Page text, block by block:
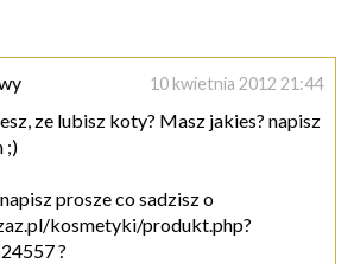
10 kwietnia 2012 21:44
ze lubisz koty? Masz jakies? napisz
;)
prosze co sadzisz o
kosmetyki/produkt.php?
?